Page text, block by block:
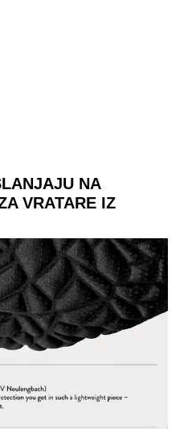
NA
VRATARE IZ